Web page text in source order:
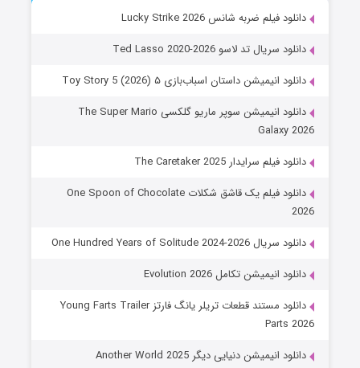
دانلود فیلم ضربه شانس Lucky Strike 2026
دانلود سریال تد لاسو Ted Lasso 2020-2026
دانلود انیمیشن داستان اسباب‌بازی ۵ Toy Story 5 (2026)
دانلود انیمیشن سوپر ماریو گلکسی The Super Mario
Galaxy 2026
دانلود فیلم سرایدار The Caretaker 2025
دانلود فیلم یک قاشق شکلات One Spoon of Chocolate
2026
دانلود سریال One Hundred Years of Solitude 2024-2026
دانلود انیمیشن تکامل Evolution 2026
دانلود مستند قطعات تریلر یانگ فارتز Young Farts Trailer
Parts 2026
دانلود انیمیشن دنیایی دیگر Another World 2025